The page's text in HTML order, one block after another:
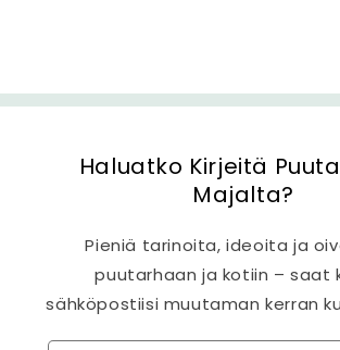
Haluatko Kirjeitä
Majalta?
Pieniä tarinoita, ideoita ja
puutarhaan ja kotiin – saat
sähköpostiisi muutaman kerran